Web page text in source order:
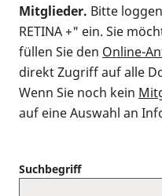
Mitglieder. Bitte
RETINA +" ein. Sie
füllen Sie den Online-
direkt Zugriff auf alle
Wenn Sie noch kein
auf eine Auswahl an
Suchbegriff